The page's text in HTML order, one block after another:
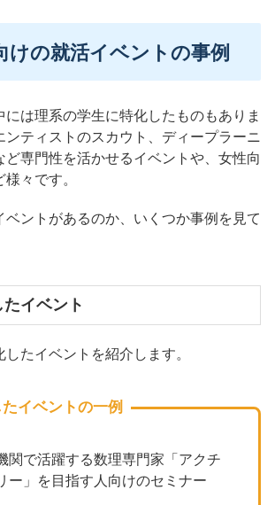
けの就活イベントの事例
には理系の学生に特化したものもありま
ンティストのスカウト、ディープラーニ
ど専門性を活かせるイベントや、女性向
々です。
ベントがあるのか、いくつか事例を見て
イベント
たイベントを紹介します。
イベントの一例
関で活躍する数理専門家「アクチ
ー」を目指す人向けのセミナー